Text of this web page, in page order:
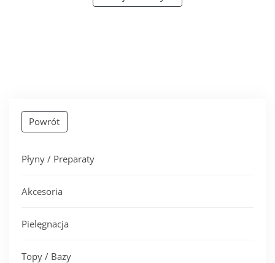
Powrót
Płyny / Preparaty
Akcesoria
Pielęgnacja
Topy / Bazy